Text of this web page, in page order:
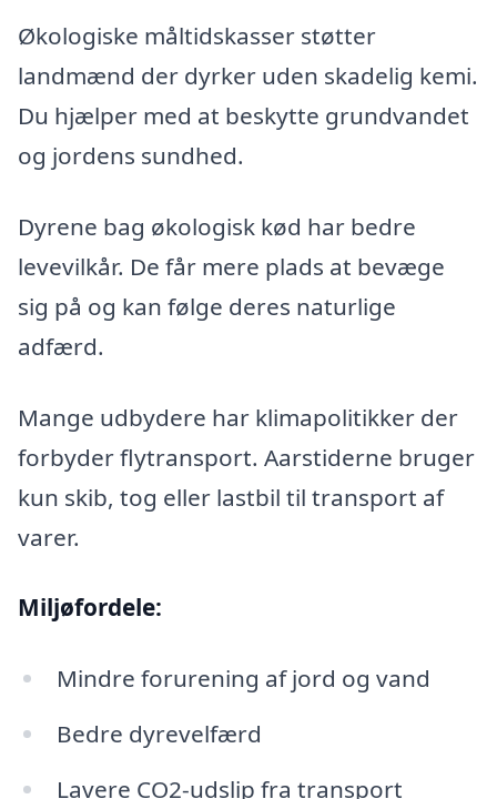
Økologiske måltidskasser støtter
landmænd der dyrker uden skadelig kemi.
Du hjælper med at beskytte grundvandet
og jordens sundhed.
Dyrene bag økologisk kød har bedre
levevilkår. De får mere plads at bevæge
sig på og kan følge deres naturlige
adfærd.
Mange udbydere har klimapolitikker der
forbyder flytransport. Aarstiderne bruger
kun skib, tog eller lastbil til transport af
varer.
Miljøfordele:
Mindre forurening af jord og vand
Bedre dyrevelfærd
Lavere CO2-udslip fra transport